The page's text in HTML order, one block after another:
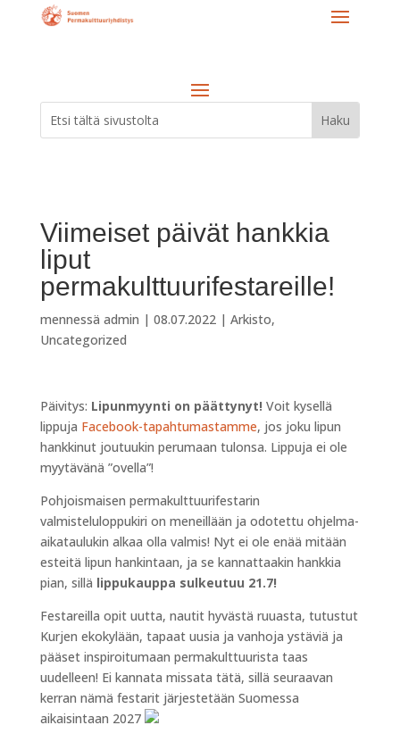
Viimeiset päivät hankkia
liput
permakulttuurifestareille!
mennessä admin | 08.07.2022| Arkisto,
Uncategorized
Päivitys: Lipunmyynti on päättynyt! Voit kysellä
lippuja Facebook-tapahtumastamme, jos joku lipun
hankkinut joutuukin perumaan tulonsa. Lippuja ei ole
myytävänä ”ovella”!
Pohjoismaisen permakulttuurifestarin
valmisteluloppukiri on meneillään ja odotettu ohjelma-
aikataulukin alkaa olla valmis! Nyt ei ole enää mitään
esteitä lipun hankintaan, ja se kannattaakin hankkia
pian, sillä lippukauppa sulkeutuu 21.7!
Festareilla opit uutta, nautit hyvästä ruuasta, tutustut
Kurjen ekokylään, tapaat uusia ja vanhoja ystäviä ja
pääset inspiroitumaan permakulttuurista taas
uudelleen! Ei kannata missata tätä, sillä seuraavan
kerran nämä festarit järjestetään Suomessa
aikaisintaan 2027